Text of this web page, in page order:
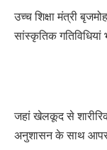
उच्च शिक्षा मंत्री
सांस्कृतिक गतिविधियां
जहां खेलकूद से
अनुशासन के साथ